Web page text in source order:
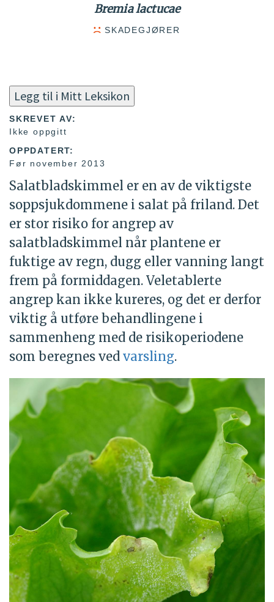
Bremia lactucae
SKADEGJØRER
Legg til i Mitt Leksikon
SKREVET AV:
Ikke oppgitt
OPPDATERT:
Før november 2013
Salatbladskimmel er en av de viktigste
soppsjukdommene i salat på friland. Det
er stor risiko for angrep av
salatbladskimmel når plantene er
fuktige av regn, dugg eller vanning langt
frem på formiddagen. Veletablerte
angrep kan ikke kureres, og det er derfor
viktig å utføre behandlingene i
sammenheng med de risikoperiodene
som beregnes ved varsling.